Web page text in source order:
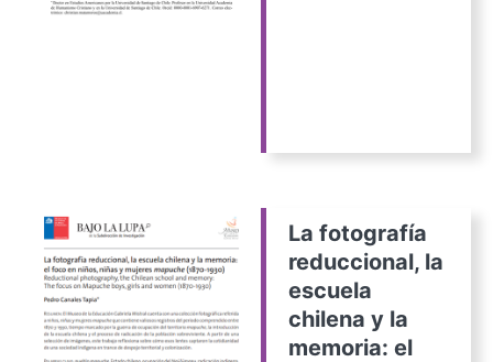
La fotografía
reduccional, la
escuela
chilena y la
memoria: el